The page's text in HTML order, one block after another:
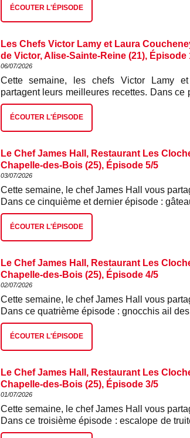
ÉCOUTER L'ÉPISODE
Les Chefs Victor Lamy et Laura
de Victor, Alise-Sainte-Reine (21), Épisode
06/07/2026
Cette semaine, les chefs Victor Lamy
partagent leurs meilleures recettes. Dans ce
ad hoc et radis.
ÉCOUTER L'ÉPISODE
Le Chef James Hall, Restaurant Les
Chapelle-des-Bois (25), Épisode 5/5
03/07/2026
Cette semaine, le chef James Hall vous
Dans ce cinquième et dernier épisode :
ÉCOUTER L'ÉPISODE
Le Chef James Hall, Restaurant Les
Chapelle-des-Bois (25), Épisode 4/5
02/07/2026
Cette semaine, le chef James Hall vous
Dans ce quatrième épisode : gnocchis ail
ÉCOUTER L'ÉPISODE
Le Chef James Hall, Restaurant Les
Chapelle-des-Bois (25), Épisode 3/5
01/07/2026
Cette semaine, le chef James Hall vous
Dans ce troisième épisode : escalope de
écrevisses.